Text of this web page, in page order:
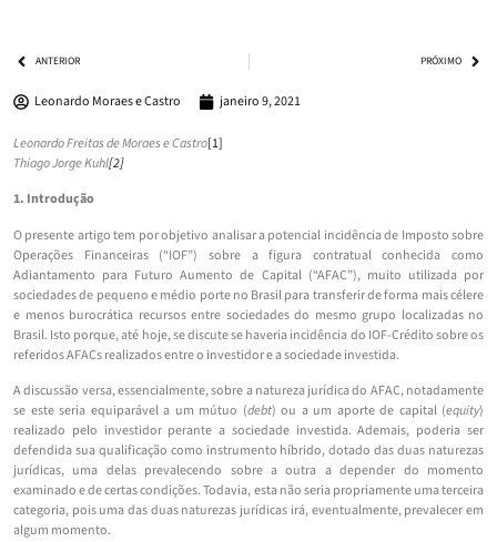
ANTERIOR PRÓXIMO
Leonardo Moraes e Castro janeiro 9, 2021
Leonardo Freitas de Moraes e Castro[1]
Thiago Jorge Kuhl[2]
1. Introdução
O presente artigo tem por objetivo analisar a potencial incidência de Imposto sobre
Operações Financeiras (“IOF”) sobre a figura contratual conhecida como
Adiantamento para Futuro Aumento de Capital (“AFAC”), muito utilizada por
sociedades de pequeno e médio porte no Brasil para transferir de forma mais célere
e menos burocrática recursos entre sociedades do mesmo grupo localizadas no
Brasil. Isto porque, até hoje, se discute se haveria incidência do IOF-Crédito sobre os
referidos AFACs realizados entre o investidor e a sociedade investida.
A discussão versa, essencialmente, sobre a natureza jurídica do AFAC, notadamente
se este seria equiparável a um mútuo (debt) ou a um aporte de capital (equity)
realizado pelo investidor perante a sociedade investida. Ademais, poderia ser
defendida sua qualificação como instrumento híbrido, dotado das duas naturezas
jurídicas, uma delas prevalecendo sobre a outra a depender do momento
examinado e de certas condições. Todavia, esta não seria propriamente uma terceira
categoria, pois uma das duas naturezas jurídicas irá, eventualmente, prevalecer em
algum momento.